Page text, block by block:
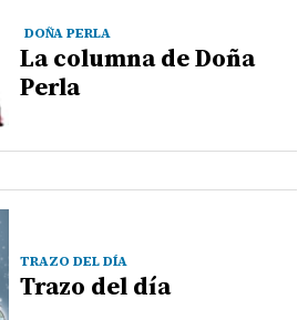
DOÑA PERLA
La columna de Doña
Perla
TRAZO DEL DÍA
Trazo del día